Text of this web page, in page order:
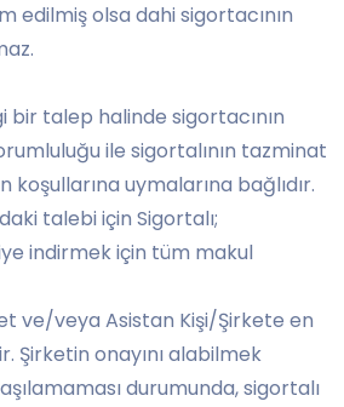
edilmiş olsa dahi sigortacının
bir talep halinde sigortacının
ile sigortalının tazminat
koşullarına uymalarına bağlıdır.
talebi için Sigortalı;
indirmek için tüm makul
veya Asistan Kişi/Şirkete en
Şirketin onayını alabilmek
durumunda, sigortalı